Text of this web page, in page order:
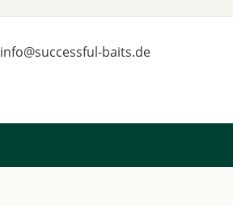
info@successful-baits.de